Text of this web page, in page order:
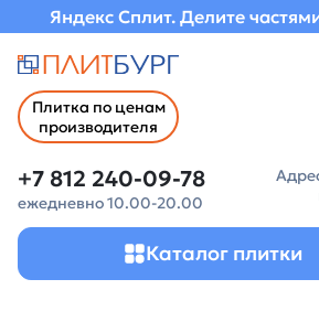
Яндекс Сплит. Делите
Плитка по ценам
производителя
+7 812 240-09-78
ежедневно 10.00-20.00
Каталог плитки